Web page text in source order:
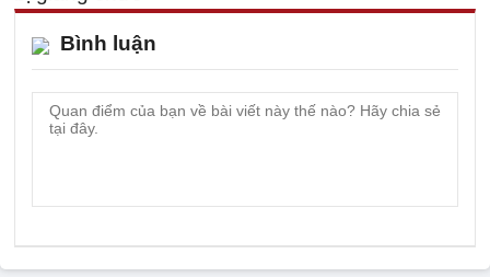
Bình luận